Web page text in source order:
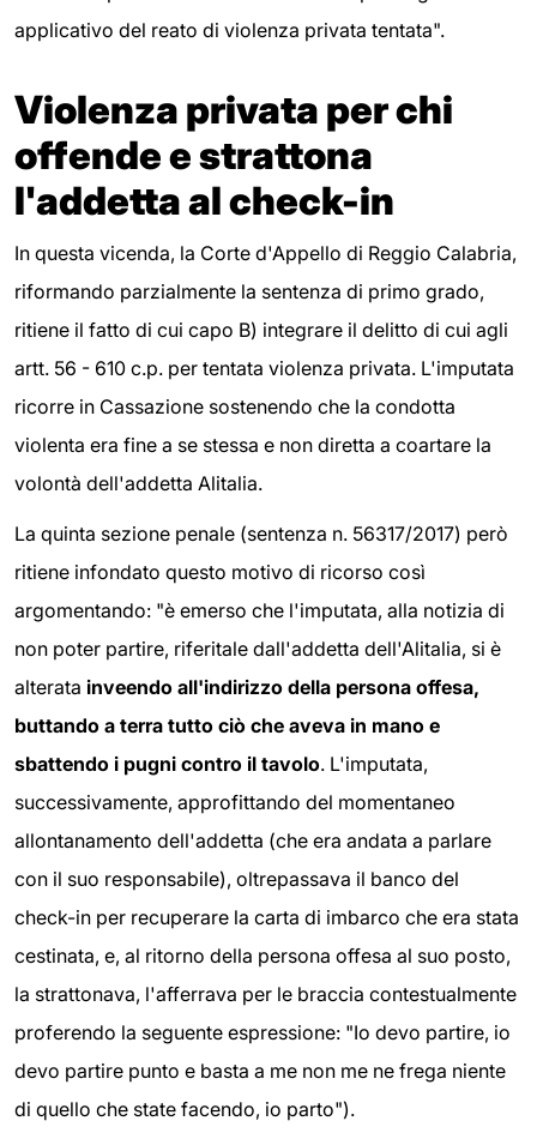
applicativo del reato di violenza privata tentata".
Violenza privata per chi
offende e strattona
l'addetta al check-in
In questa vicenda, la Corte d'Appello di Reggio Calabria,
riformando parzialmente la sentenza di primo grado,
ritiene il fatto di cui capo B) integrare il delitto di cui agli
artt. 56 - 610 c.p. per tentata violenza privata. L'imputata
ricorre in Cassazione sostenendo che la condotta
violenta era fine a se stessa e non diretta a coartare la
volontà dell'addetta Alitalia.
La quinta sezione penale (sentenza n. 56317/2017) però
ritiene infondato questo motivo di ricorso così
argomentando: "è emerso che l'imputata, alla notizia di
non poter partire, riferitale dall'addetta dell'Alitalia, si è
alterata inveendo all'indirizzo della persona offesa,
buttando a terra tutto ciò che aveva in mano e
sbattendo i pugni contro il tavolo. L'imputata,
successivamente, approfittando del momentaneo
allontanamento dell'addetta (che era andata a parlare
con il suo responsabile), oltrepassava il banco del
check-in per recuperare la carta di imbarco che era stata
cestinata, e, al ritorno della persona offesa al suo posto,
la strattonava, l'afferrava per le braccia contestualmente
proferendo la seguente espressione: "Io devo partire, io
devo partire punto e basta a me non me ne frega niente
di quello che state facendo, io parto").